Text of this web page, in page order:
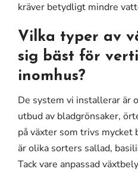
kräver betydligt mindre
Vilka typer av
sig bäst för
inomhus?
De system vi installerar är
utbud av bladgrönsaker,
på växter som trivs mycket
är olika sorters sallad,
Tack vare anpassad